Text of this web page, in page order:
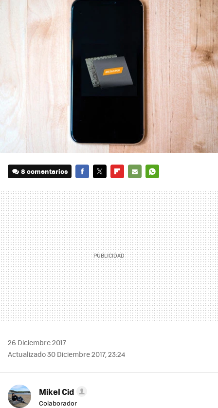
8 comentarios
MAIL
26 Diciembre 2017
Actualizado 30 Diciembre 2017, 23:24
Mikel Cid
Colaborador